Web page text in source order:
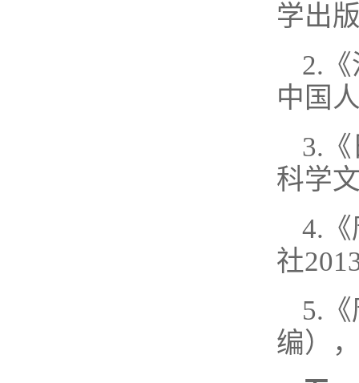
学出
2.
中国
3.
科学
4.
社
5.
编）